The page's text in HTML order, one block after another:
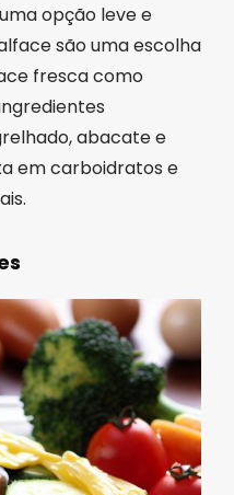
opção leve e
são uma escolha
fresca como
abacate e
em carboidratos e